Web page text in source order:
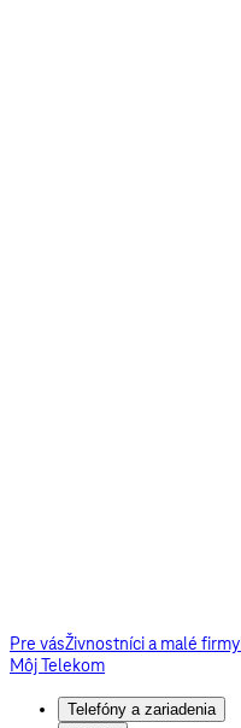
Pre vásŽivnostníci a malé firmy
Môj Telekom
Telefóny a zariadenia